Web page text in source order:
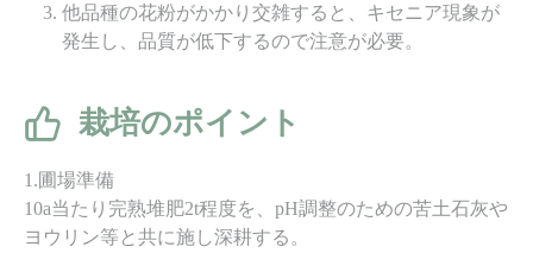
他品種の花粉がかかり交雑すると、キセニア現象が
発生し、品質が低下するので注意が必要。
栽培のポイント
1.圃場準備
10a当たり完熟堆肥2t程度を、pH調整のための苦土石灰や
ヨウリン等と共に施し深耕する。